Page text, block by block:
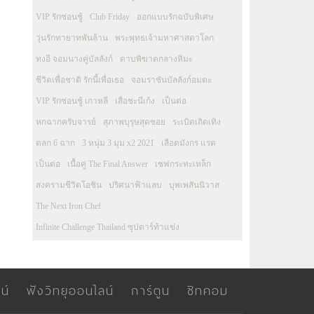
VIP รักซ่อนชู้ Club Friday ออกแบบรักฉบับพิเศษ
วุ่นรักทายาทพันล้าน พระพุทธเจ้ามหาศาสดาโลก
ทงอี จอมนางคู่บัลลังก์ ดาบพิฆาตกลางหิมะ
ชีวิตเพื่อชาติ รักนี้เพื่อเธอ จอมราชันบัลลังก์อมตะ
VIP รักซ่อนชู้ เกาหลี เสือชะนีเก้ง เป็นต่อ
หกฉากครับจารย์ สุภาพบุรุษสุดซอย ระเบิดเถิดเทิง
ตลก 6 ฉาก 3 หนุ่ม 3 มุม x2 2021 เลือดมังกร แรด
เป็นต่อ เนื้อคู่ The Final Answer เชฟกระทะเหล็ก
สงครามชีวิตโอชิน ปริศนาฟ้าแลบ บุพเพสันนิวาส
The Next Iron Chef
Infinite Challenge Thailand ซุปตาร์ท้าแข่ง
ฟังวิทยุออนไลน์ การ์ตูน ซิทคอม